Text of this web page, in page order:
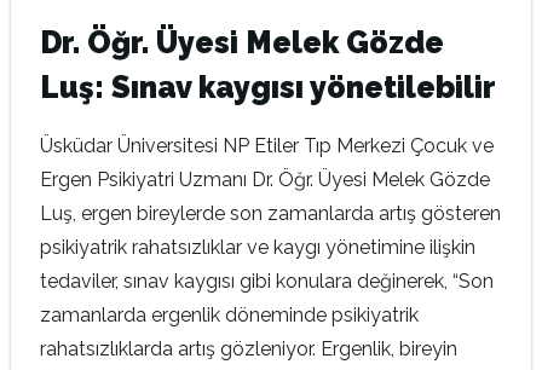
Dr. Öğr. Üyesi Melek Gözde
Luş: Sınav kaygısı yönetilebilir
Üsküdar Üniversitesi NP Etiler Tıp Merkezi Çocuk ve
Ergen Psikiyatri Uzmanı Dr. Öğr. Üyesi Melek Gözde
Luş, ergen bireylerde son zamanlarda artış gösteren
psikiyatrik rahatsızlıklar ve kaygı yönetimine ilişkin
tedaviler, sınav kaygısı gibi konulara değinerek, “Son
zamanlarda ergenlik döneminde psikiyatrik
rahatsızlıklarda artış gözleniyor. Ergenlik, bireyin